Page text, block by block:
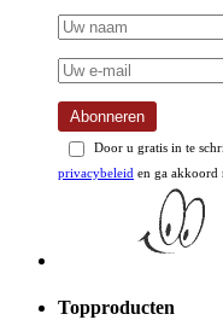
Abonneren
Door u gratis in te
privacybeleid en ga akkoord
Topproducten